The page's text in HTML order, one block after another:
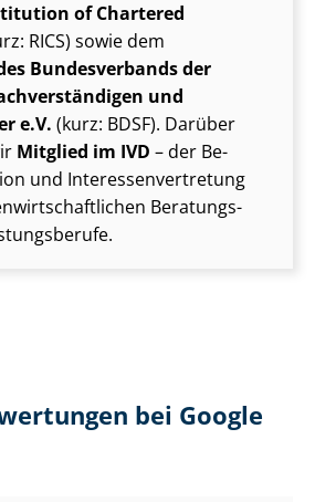
of Chartered
RICS) sowie dem
Bundesverbands der
und
e.V. (kurz: BDSF). Darüber
Mitglied im IVD – der Be­
und In­ter­es­sen­ver­tre­tung
Beratungs-
bei Google